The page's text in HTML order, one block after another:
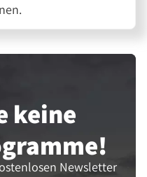
keine
Newsletter